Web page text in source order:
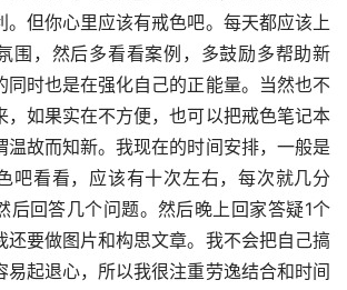
。但你心里应该有戒色吧。每天都应该上
围，然后多看看案例，多鼓励多帮助新
同时也是在强化自己的正能量。当然也不
，如果实在不方便，也可以把戒色笔记本
温故而知新。我现在的时间安排，一般是
吧看看，应该有十次左右，每次就几分
后回答几个问题。然后晚上回家答疑1个
还要做图片和构思文章。我不会把自己搞
易起退心，所以我很注重劳逸结合和时间